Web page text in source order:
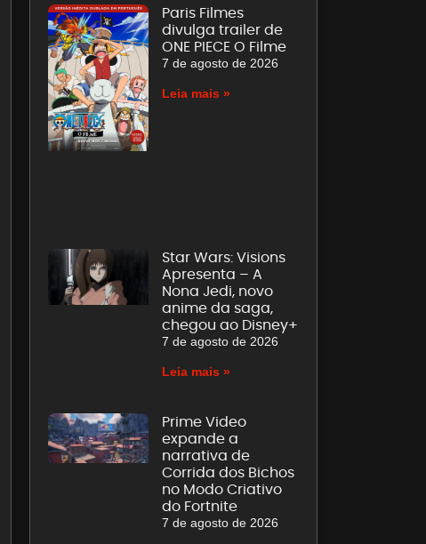
Paris Filmes
divulga trailer de
ONE PIECE O Filme
7 de agosto de 2026
Leia mais »
Star Wars: Visions
Apresenta – A
Nona Jedi, novo
anime da saga,
chegou ao Disney+
7 de agosto de 2026
Leia mais »
Prime Video
expande a
narrativa de
Corrida dos Bichos
no Modo Criativo
do Fortnite
7 de agosto de 2026